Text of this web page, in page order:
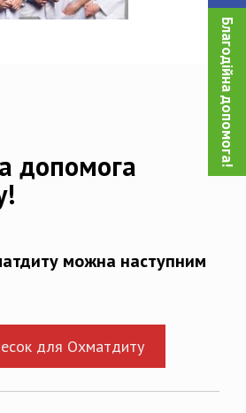
Благодійна допомога!
допомога
можна наступним
для Охматдиту